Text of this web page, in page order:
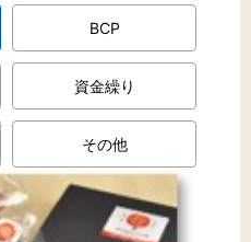
BCP
資金繰り
その他